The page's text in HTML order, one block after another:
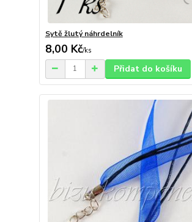
Sytě žlutý náhrdelník
8,00 Kč/ks
Přidat do košíku